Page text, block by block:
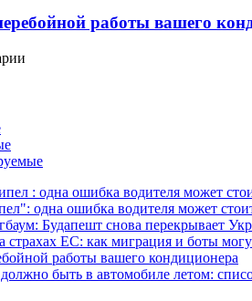
работы вашего
одна ошибка водителя может
Будапешт снова перекрывает
страхах ЕС: как миграция и боты
работы вашего кондиционера
должно быть в автомобиле летом: